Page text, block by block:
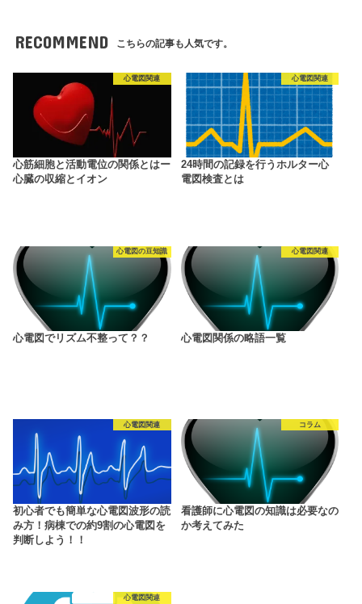
RECOMMEND こちらの記事も人気です。
心電図関連
心筋細胞と活動電位の関係とはー
心臓の収縮とイオン
心電図関連
24時間の記録を行うホルター心
電図検査とは
心電図の豆知識
心電図でリズム不整って？？
心電図関連
心電図関係の略語一覧
心電図関連
初心者でも簡単な心電図波形の読
み方！病棟での約9割の心電図を
判断しよう！！
コラム
看護師に心電図の知識は必要なの
か考えてみた
心電図関連